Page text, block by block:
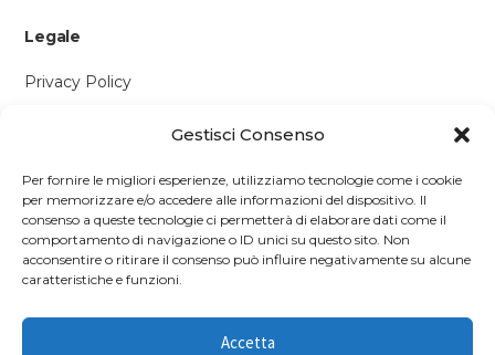
Gestisci Consenso
Per fornire le migliori esperienze, utilizziamo tecnologie come i cookie
per memorizzare e/o accedere alle informazioni del dispositivo. Il
consenso a queste tecnologie ci permetterà di elaborare dati come il
comportamento di navigazione o ID unici su questo sito. Non
acconsentire o ritirare il consenso può influire negativamente su alcune
caratteristiche e funzioni.
Accetta
Legale
Privacy Policy
Contattaci
Via P. Savi, 328
55049 Viareggio (LU)
+39 0584 1660477
WhatsApp